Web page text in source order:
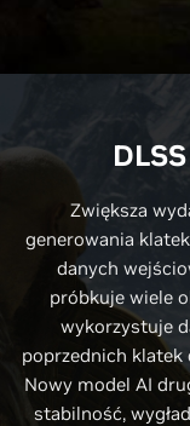
Zwiększa
generowania
danych
próbkuje wiele
wykorzystuje
poprzednich
Nowy model AI
stabilność,